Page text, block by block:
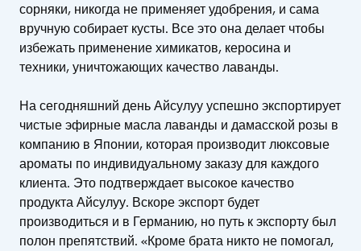
сорняки, никогда не применяет удобрения, и сама
вручную собирает кусты. Все это она делает чтобы
избежать применение химикатов, керосина и
техники, уничтожающих качество лаванды.
На сегодняшний день Айсулуу успешно экспортирует
чистые эфирные масла лаванды и дамасской розы в
компанию в Японии, которая производит люксовые
ароматы по индивидуальному заказу для каждого
клиента. Это подтверждает высокое качество
продукта Айсулуу. Вскоре экспорт будет
производиться и в Германию, но путь к экспорту был
полон препятствий. «Кроме брата никто не помогал,